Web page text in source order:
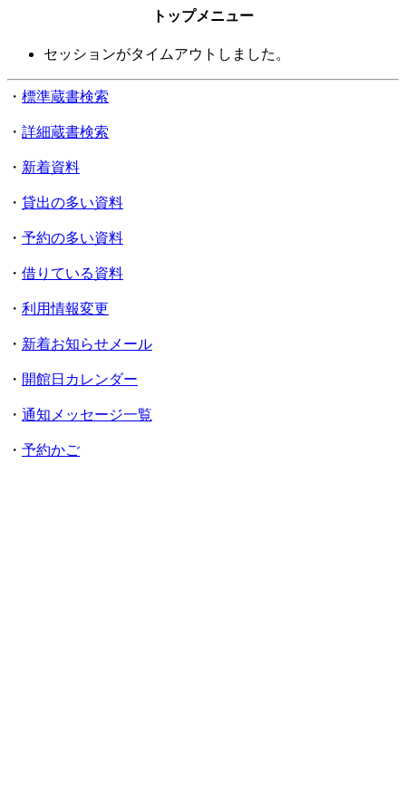
トップメニュー
セッションがタイムアウトしました。
・ 標準蔵書検索
・ 詳細蔵書検索
・ 新着資料
・ 貸出の多い資料
・ 予約の多い資料
・ 借りている資料
・ 利用情報変更
・ 新着お知らせメール
・ 開館日カレンダー
・ 通知メッセージ一覧
・ 予約かご